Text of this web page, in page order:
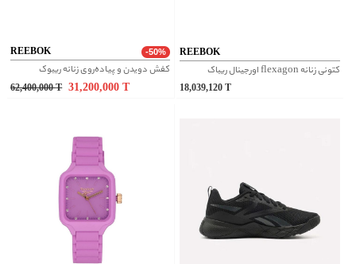
REEBOK -50%
کفش دویدن و پیاده‌روی زنانه ریبوک
62,400,000 T 31,200,000
REEBOK
کتونی زنانه flexagon اورجینال ریباک
18,039,120